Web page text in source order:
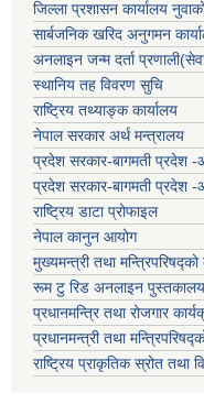
जिल्ला प्रशासन कार्यालय
सार्बजनिक खरिद अनुगमन
अनलाइन जन्म दर्ता
स्थानिय तह विवरण सुचि
राष्ट्रिय तथ्याङ्क कार्यालय
नेपाल सरकार अर्थ मन्त्रालय
प्रदेश सरकार-बागमती प्रदेश -
प्रदेश सरकार-बागमती प्रदेश -
राष्ट्रिय डाटा प्रोफाइल
नेपाल कानुन आयोग
मुख्यमन्त्री तथा
रूम टु रिड अनलाइन पुस्तकालय
प्रधानमन्त्रि तथा रोजगार
प्रधानमन्त्री तथा
राष्ट्रिय प्राकृतिक स्रोत तथा